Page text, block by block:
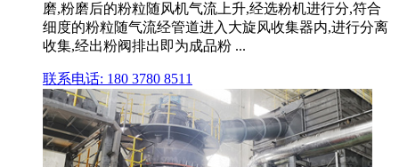
磨,粉磨后的粉粒随风机气流上升,经选粉机进行分,符合
细度的粉粒随气流经管道进入大旋风收集器内,进行分离
收集,经出粉阀排出即为成品粉 ...
联系电话: 180 3780 8511